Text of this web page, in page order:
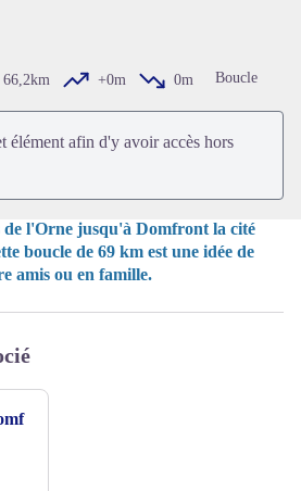
66,2km +0m 0m Boucle
élément afin d'y avoir accès hors
de l'Orne jusqu'à Domfront la cité
boucle de 69 km est une idée de
amis ou en famille.